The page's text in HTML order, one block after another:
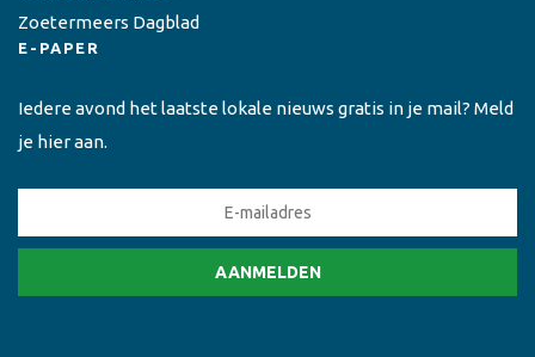
Zoetermeers Dagblad
E-PAPER
Iedere avond het laatste lokale nieuws gratis in je mail? Meld
je hier aan.